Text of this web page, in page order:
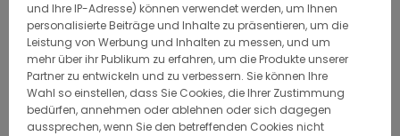
und Ihre IP-Adresse) können verwendet werden, um Ihnen
personalisierte Beiträge und Inhalte zu präsentieren, um die
Leistung von Werbung und Inhalten zu messen, und um
mehr über ihr Publikum zu erfahren, um die Produkte unserer
Partner zu entwickeln und zu verbessern. Sie können Ihre
Wahl so einstellen, dass Sie Cookies, die Ihrer Zustimmung
bedürfen, annehmen oder ablehnen oder sich dagegen
aussprechen, wenn Sie den betreffenden Cookies nicht